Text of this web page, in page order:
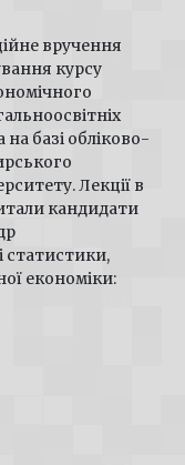
вручення
курсу
базі обліково-
Лекції в
кандидати
статистики,
економіки: